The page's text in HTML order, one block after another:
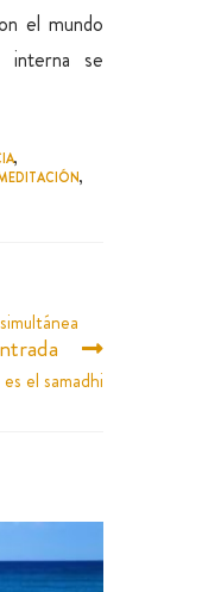
el mundo
interna se
,
,
el samadhi